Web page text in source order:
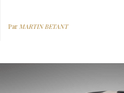
ParMARTIN BETANT